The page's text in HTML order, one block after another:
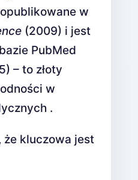
w
(2009) i jest
PubMed
– to złoty
w
.
że kluczowa jest